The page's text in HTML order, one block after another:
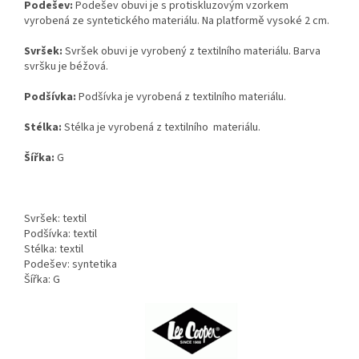
Podešev: Podešev obuvi je s protiskluzovým vzorkem
vyrobená ze syntetického materiálu. Na platformě vysoké 2 cm.
Svršek: Svršek obuvi je vyrobený z textilního materiálu. Barva
svršku je béžová.
Podšívka: Podšívka je vyrobená z textilního materiálu.
Stélka: Stélka je vyrobená z textilního materiálu.
Šířka: G
Svršek: textil
Podšívka: textil
Stélka: textil
Podešev: syntetika
Šířka: G